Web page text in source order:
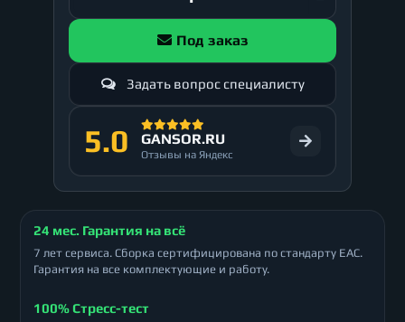
Под заказ
Задать вопрос специалисту
5.0 GANSOR.RU
Отзывы на Яндекс
24 мес. Гарантия на всё
7 лет сервиса. Сборка сертифицирована по стандарту ЕАС.
Гарантия на все комплектующие и работу.
100% Стресс-тест